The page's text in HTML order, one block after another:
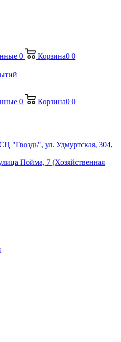
0 Корзина0 0
0 Корзина0 0
"Гвоздь", ул. Удмуртская, 304,
Пойма, 7 (Хозяйственная